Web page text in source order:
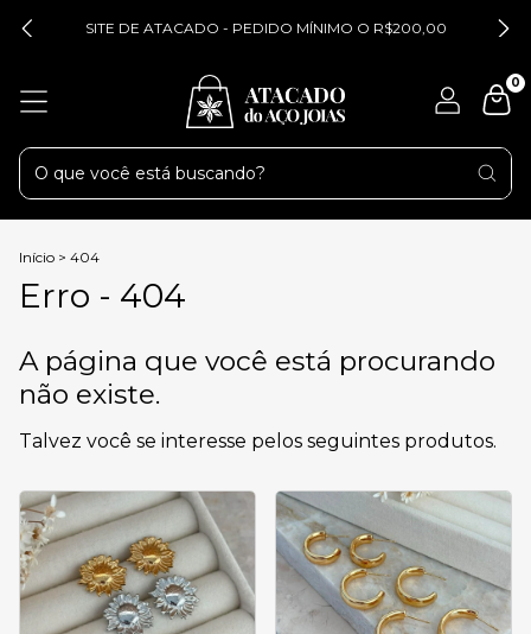
SITE DE ATACADO - PEDIDO MÍNIMO O R$200,00
0
Início > 404
Erro - 404
A página que você está procurando
não existe.
Talvez você se interesse pelos seguintes produtos.